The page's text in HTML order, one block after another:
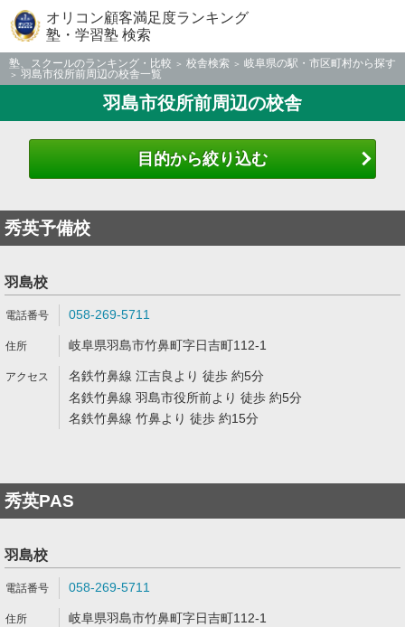
オリコン顧客満足度ランキング
塾・学習塾 検索
塾、スクールのランキング・比較 校舎検索
岐阜県の駅・市区町村から探す
羽島市役所前周辺の校舎一覧
羽島市役所前周辺の校舎
目的から絞り込む
秀英予備校
羽島校
058-269-5711
岐阜県羽島市竹鼻町字日吉町112-1
名鉄竹鼻線 江吉良より 徒歩 約5分
名鉄竹鼻線 羽島市役所前より 徒歩 約5分
名鉄竹鼻線 竹鼻より 徒歩 約15分
秀英PAS
羽島校
058-269-5711
岐阜県羽島市竹鼻町字日吉町112-1